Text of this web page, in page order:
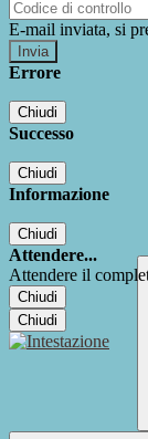
E-mail inviata, si
Errore
Chiudi
Successo
Chiudi
Informazione
Chiudi
Attendere...
Attendere il
Chiudi
Chiudi